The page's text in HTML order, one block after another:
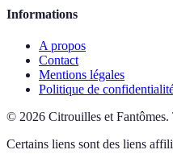
Informations
A propos
Contact
Mentions légales
Politique de
© 2026 Citrouilles et Fantômes.
Certains liens sont des liens